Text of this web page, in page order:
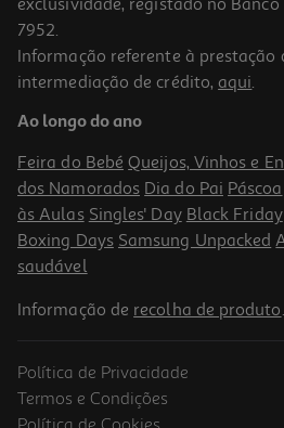
Livro O Diário Do Rowley Um Miúdo
8.5 €/un
PVP de editor
8,50 €
-33%
7952.
Informação referente à prestação
intermediação de crédito, aqui.
Ao longo do ano
Feira do Bebé Queijos, Vinhos e
dos Namorados Dia do Pai Páscoa
às Aulas Singles' Day Black Friday
Boxing Days Samsung Unpacked
saudável
Informação de recolha de produto.
Política de Privacidade
Termos e Condições
Política de Cookies